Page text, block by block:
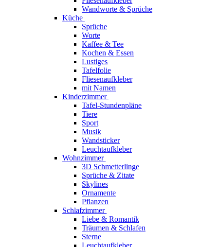
Wandworte & Sprüche
Küche
Sprüche
Worte
Kaffee & Tee
Kochen & Essen
Lustiges
Tafelfolie
Fliesenaufkleber
mit Namen
Kinderzimmer
Tafel-Stundenpläne
Tiere
Sport
Musik
Wandsticker
Leuchtaufkleber
Wohnzimmer
3D Schmetterlinge
Sprüche & Zitate
Skylines
Ornamente
Pflanzen
Schlafzimmer
Liebe & Romantik
Träumen & Schlafen
Sterne
Leuchtaufkleber